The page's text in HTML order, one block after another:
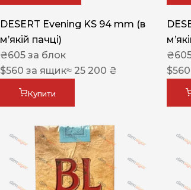
DESERT Evening KS 94 mm (в
мʼякій пачці)
₴605 за блок
$560 за ящик≈ 25 200 ₴
Купити
₴
$560